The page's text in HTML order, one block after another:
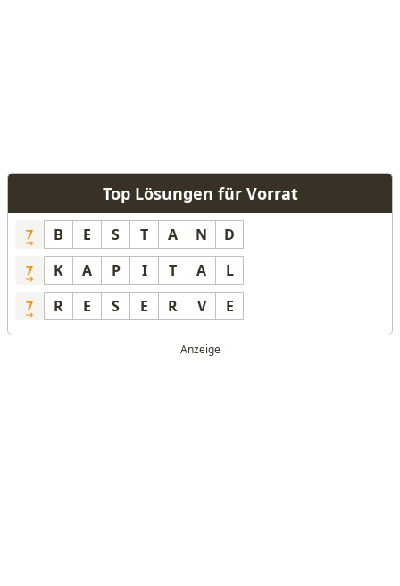
Top Lösungen für Vorrat
7 B E S T A N D
7 K A P I T A L
7 R E S E R V E